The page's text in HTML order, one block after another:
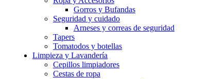
Gorros y Bufandas
Seguridad y cuidado
Arneses y correas de seguridad
Tapers
Tomatodos y botellas
Limpieza y Lavandería
Cepillos limpiadores
Cestas de ropa